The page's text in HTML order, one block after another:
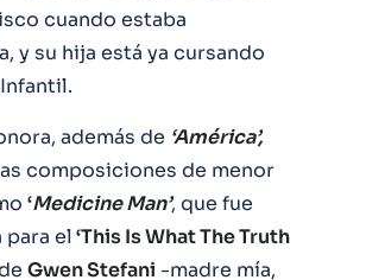
cuando estaba
y su hija está ya cursando
además de ‘América’,
composiciones de menor
‘Medicine Man’, que fue
para el‘This Is What The Truth
Gwen Stefani -madre mía,